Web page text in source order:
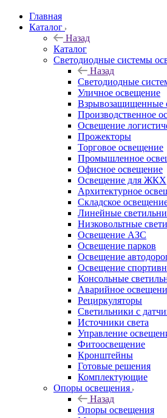
Главная
Каталог
Назад
Каталог
Светодиодные системы
Назад
Светодиодные
Уличное освещение
Взрывозащищенные
Производственное
Освещение
Прожекторы
Торговое освещение
Промышленное
Офисное освещение
Освещение для ЖКХ
Архитектурное
Складское
Линейные
Низковольтные
Освещение АЗС
Освещение парков
Освещение
Освещение
Консольные
Аварийное
Рециркуляторы
Светильники с
Источники света
Управление
Фитоосвещение
Кронштейны
Готовые решения
Комплектующие
Опоры освещения
Назад
Опоры освещения